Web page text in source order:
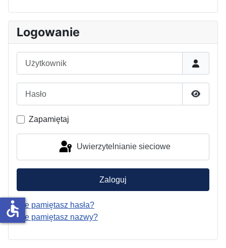
Logowanie
Pokaż
Zapamiętaj
Uwierzytelnianie sieciowe
Zaloguj
Nie pamiętasz hasła?
Nie pamiętasz nazwy?
accessible